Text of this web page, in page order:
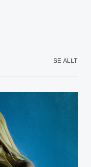
SE ALLT